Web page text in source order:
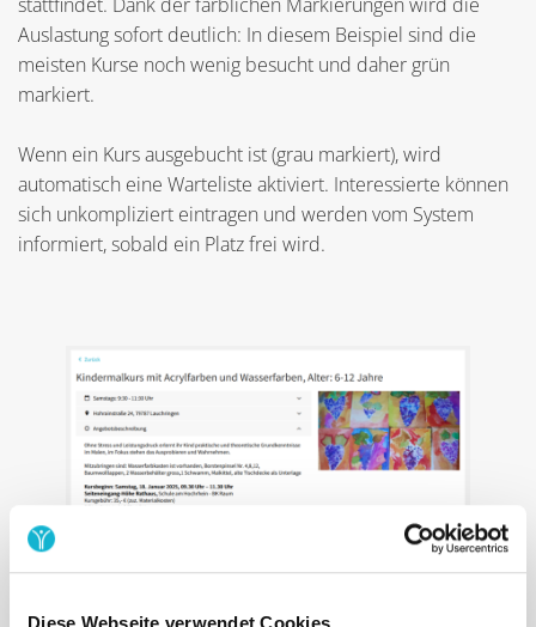
Diese Webseite verwendet Cookies
Auslastung sofort deutlich: In diesem Beispiel sind die
meisten Kurse noch wenig besucht und daher grün
markiert.
Wenn ein Kurs ausgebucht ist (grau markiert), wird
automatisch eine Warteliste aktiviert. Interessierte können
sich unkompliziert eintragen und werden vom System
informiert, sobald ein Platz frei wird.